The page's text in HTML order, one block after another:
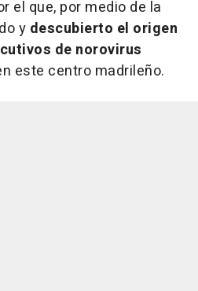
el que, por medio de la
y descubierto el origen
de norovirus
este centro madrileño.